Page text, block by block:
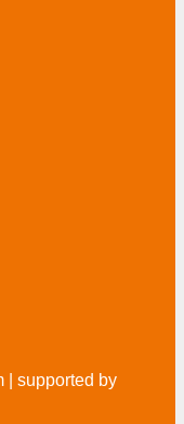
| supported by